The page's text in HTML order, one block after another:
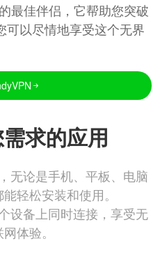
最佳伴侣，它帮助您突破
可以尽情地享受这个无界
求的应用
无论是手机、平板、电脑
轻松安装和使用。
设备上同时连接，享受无
体验。